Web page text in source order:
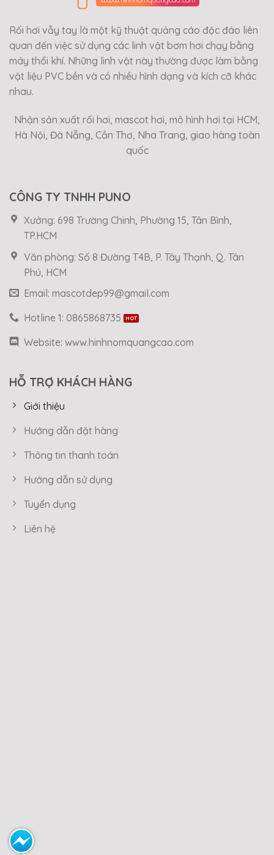
Rối hơi vẫy tay là một kỹ thuật quảng cáo độc đáo liên
quan đến việc sử dụng các linh vật bơm hơi chạy bằng
máy thổi khí. Những linh vật này thường được làm bằng
vật liệu PVC bền và có nhiều hình dạng và kích cỡ khác
nhau.
Nhận sản xuất rối hơi, mascot hơi, mô hình hơi tại HCM,
Hà Nội, Đà Nẵng, Cần Thơ, Nha Trang, giao hàng toàn
quốc
CÔNG TY TNHH PUNO
Xưởng: 698 Trường Chinh, Phường 15, Tân Bình,
TP.HCM
Văn phòng: Số 8 Đường T4B, P. Tây Thạnh, Q. Tân
Phú, HCM
Email: mascotdep99@gmail.com
Hotline 1: 0865868735
Website: www.hinhnomquangcao.com
HỖ TRỢ KHÁCH HÀNG
Giới thiệu
Hướng dẫn đặt hàng
Thông tin thanh toán
Hướng dẫn sử dụng
Tuyển dụng
Liên hệ